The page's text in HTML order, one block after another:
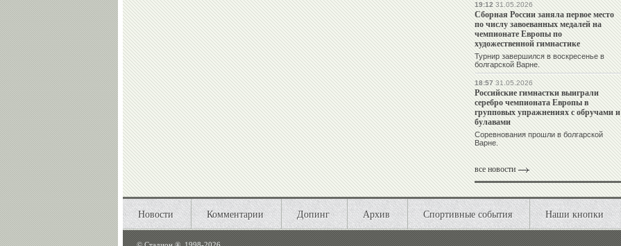
19:1231.05.2026
Сборная России заняла первое место
по числу завоеванных медалей на
чемпионате Европы по
художественной гимнастике
Турнир завершился в воскресенье в
болгарской Варне.
18:5731.05.2026
Российские гимнастки выиграли
серебро чемпионата Европы в
групповых упражнениях с обручами и
булавами
Соревнования прошли в болгарской
Варне.
все новости
Новости Комментарии Допинг Архив Спортивные события Наши кнопки